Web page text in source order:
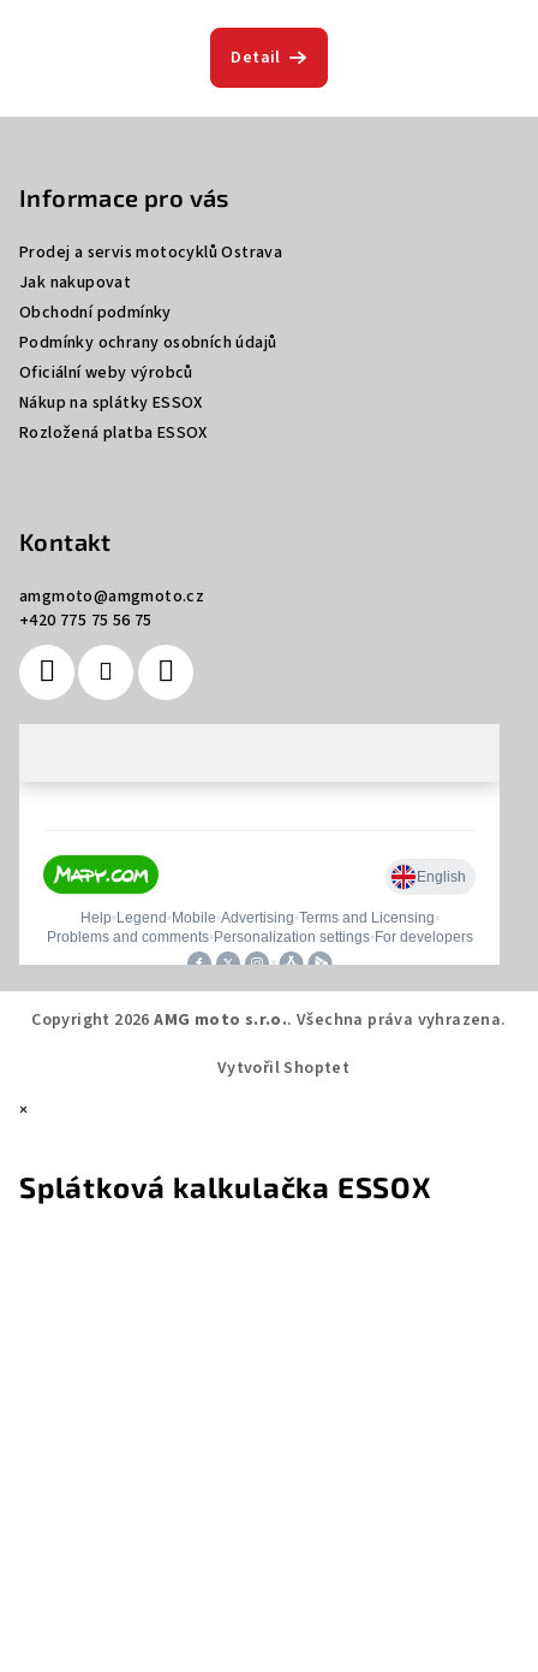
Detail
Informace pro vás
Prodej a servis motocyklů Ostrava
Jak nakupovat
Obchodní podmínky
Podmínky ochrany osobních údajů
Oficiální weby výrobců
Nákup na splátky ESSOX
Rozložená platba ESSOX
Kontakt
amgmoto@amgmoto.cz
+420 775 75 56 75
Copyright 2026AMG moto s.r.o.. Všechna práva vyhrazena.
Vytvořil Shoptet
×
Splátková kalkulačka ESSOX